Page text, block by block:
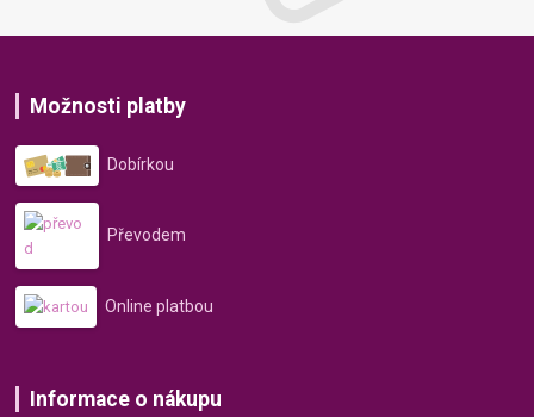
Možnosti platby
Dobírkou
Převodem
Online platbou
Informace o nákupu